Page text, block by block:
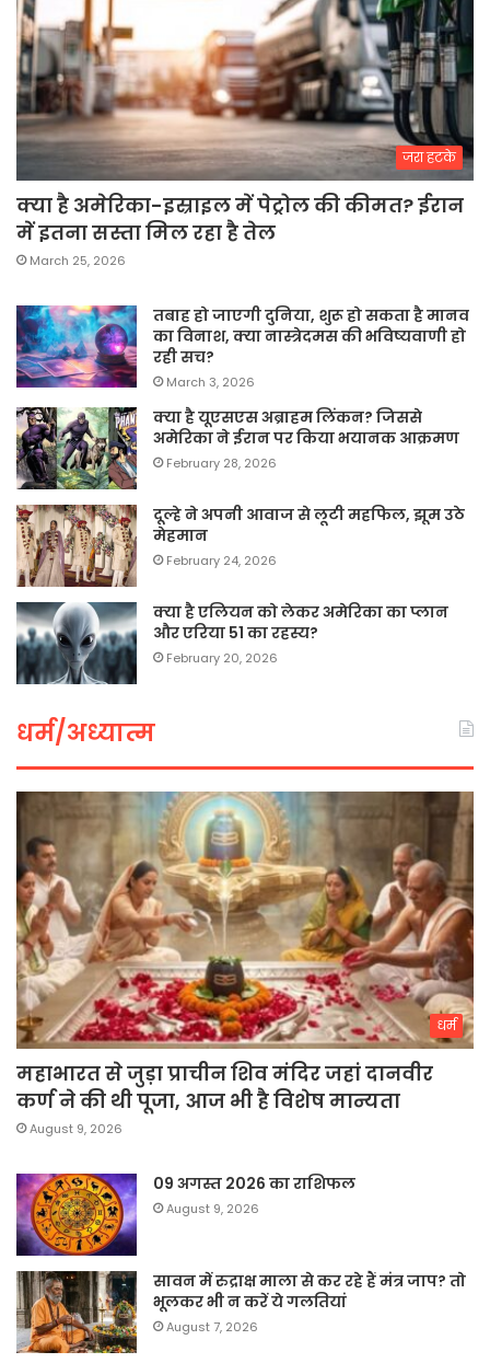
जरा हटके
क्या है अमेरिका-इस्राइल में पेट्रोल की कीमत? ईरान
में इतना सस्ता मिल रहा है तेल
March 25, 2026
तबाह हो जाएगी दुनिया, शुरू हो सकता है मानव
का विनाश, क्या नास्त्रेदमस की भविष्यवाणी हो
रही सच?
March 3, 2026
क्या है यूएसएस अब्राहम लिंकन? जिससे
अमेरिका ने ईरान पर किया भयानक आक्रमण
February 28, 2026
दूल्हे ने अपनी आवाज से लूटी महफिल, झूम उठे
मेहमान
February 24, 2026
क्या है एलियन को लेकर अमेरिका का प्लान
और एरिया 51 का रहस्य?
February 20, 2026
धर्म/अध्यात्म
धर्म
महाभारत से जुड़ा प्राचीन शिव मंदिर जहां दानवीर
कर्ण ने की थी पूजा, आज भी है विशेष मान्यता
August 9, 2026
09 अगस्त 2026 का राशिफल
August 9, 2026
सावन में रुद्राक्ष माला से कर रहे हैं मंत्र जाप? तो
भूलकर भी न करें ये गलतियां
August 7, 2026